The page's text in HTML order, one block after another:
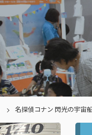
名探偵コナン 閃光の宇宙